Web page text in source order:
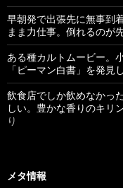
早朝発で出張先に無事到
まま力仕事。倒れるのが
ある種カルトムービー。
「ピーマン白書」を発見
飲食店でしか飲めなかっ
しい。豊かな香りのキリ
り
メタ情報